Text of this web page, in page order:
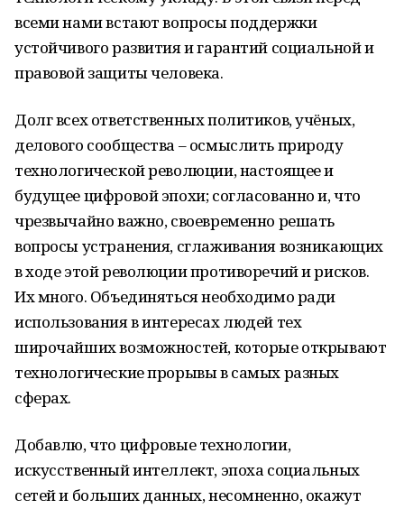
всеми нами встают вопросы поддержки
устойчивого развития и гарантий социальной и
правовой защиты человека.
Долг всех ответственных политиков, учёных,
делового сообщества – осмыслить природу
технологической революции, настоящее и
будущее цифровой эпохи; согласованно и, что
чрезвычайно важно, своевременно решать
вопросы устранения, сглаживания возникающих
в ходе этой революции противоречий и рисков.
Их много. Объединяться необходимо ради
использования в интересах людей тех
широчайших возможностей, которые открывают
технологические прорывы в самых разных
сферах.
Добавлю, что цифровые технологии,
искусственный интеллект, эпоха социальных
сетей и больших данных, несомненно, окажут